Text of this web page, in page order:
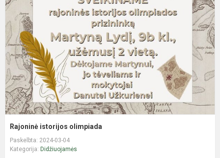
Rajoninė istorijos olimpiada
Paskelbta: 2024-03-04
Kategorija: Didžiuojamės